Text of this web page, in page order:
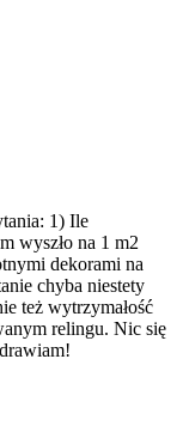
1) Ile
wyszło na 1 m2
dekorami na
chyba niestety
też wytrzymałość
relingu. Nic się